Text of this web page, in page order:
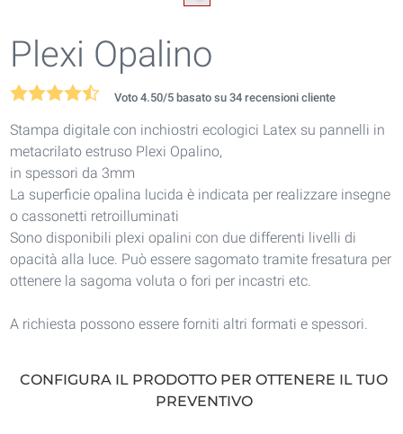
Plexi Opalino
Voto 4.50/5 basato su 34 recensioni cliente
Stampa digitale con inchiostri ecologici Latex su pannelli in
metacrilato estruso Plexi Opalino,
in spessori da 3mm
La superficie opalina lucida è indicata per realizzare insegne
o cassonetti retroilluminati
Sono disponibili plexi opalini con due differenti livelli di
opacità alla luce. Può essere sagomato tramite fresatura per
ottenere la sagoma voluta o fori per incastri etc.
A richiesta possono essere forniti altri formati e spessori.
CONFIGURA IL PRODOTTO PER OTTENERE IL TUO
PREVENTIVO